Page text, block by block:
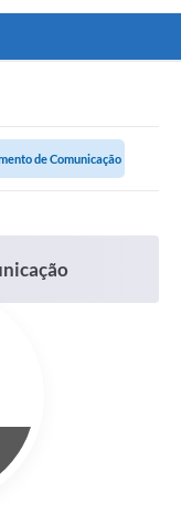
de Comunicação